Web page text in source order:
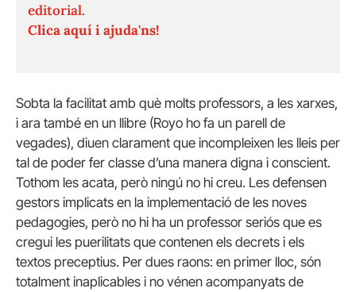
editorial.
Clica aquí i ajuda'ns!
Sobta la facilitat amb què molts professors, a les xarxes,
i ara també en un llibre (Royo ho fa un parell de
vegades), diuen clarament que incompleixen les lleis per
tal de poder fer classe d’una manera digna i conscient.
Tothom les acata, però ningú no hi creu. Les defensen
gestors implicats en la implementació de les noves
pedagogies, però no hi ha un professor seriós que es
cregui les puerilitats que contenen els decrets i els
textos preceptius. Per dues raons: en primer lloc, són
totalment inaplicables i no vénen acompanyats de